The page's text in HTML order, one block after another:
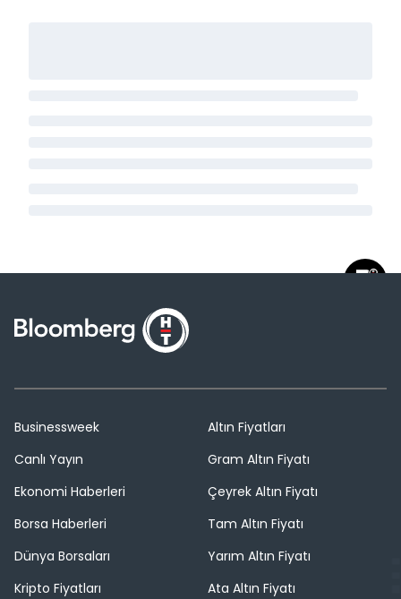
Businessweek
Canlı Yayın
Ekonomi Haberleri
Borsa Haberleri
Dünya Borsaları
Kripto Fiyatları
Altın Fiyatları
Gram Altın Fiyatı
Çeyrek Altın Fiyatı
Tam Altın Fiyatı
Yarım Altın Fiyatı
Ata Altın Fiyatı